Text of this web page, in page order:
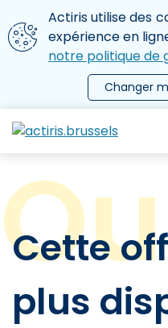
Aller au contenu principal
Nous utilisons des
Actiris utilise des
expérience en
notre politique de
Changer
le menu
Cette
plus